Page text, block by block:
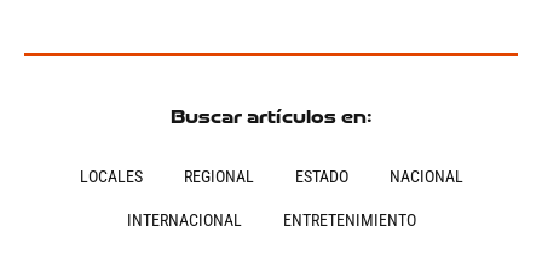
Buscar artículos en:
LOCALES REGIONAL ESTADO NACIONAL
INTERNACIONAL ENTRETENIMIENTO